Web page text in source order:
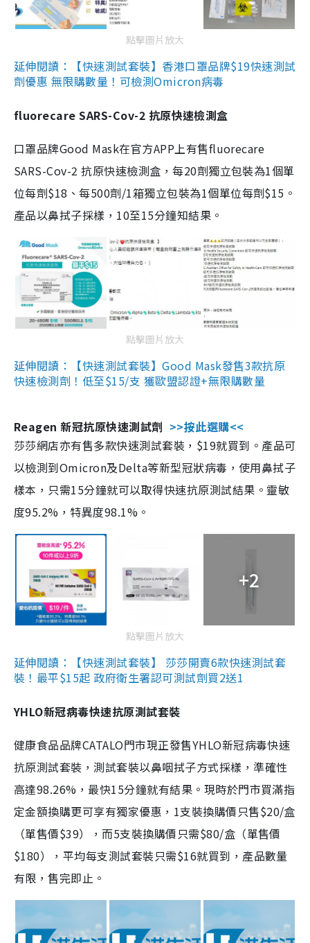
點擊圖片放大
延伸閱讀：【快速測試套裝】香港口罩品牌$19快速測試
劑優惠 無限購數量！可檢測Omicron病毒
fluorecare SARS-Cov-2 抗原快速檢測盒
口罩品牌Good Mask在官方APP上有售fluorecare
SARS-Cov-2 抗原快速檢測盒，每20劑獨立包裝為1個單
位每劑$18、每500劑/1箱獨立包裝為1個單位每劑$15。
產品以鼻拭子採樣，10至15分鐘知結果。
點擊圖片放大
延伸閱讀：【快速測試套裝】Good Mask發售3款抗原
快速檢測劑！低至$15/支 獲歐盟認證+無限購數量
Reagen 新冠抗原快速測試劑 >>按此選購<<
莎莎網店亦有售多款快速測試套裝，$19就買到。產品可
以檢測到Omicron及Delta等新型冠狀病毒，使用鼻拭子
樣本，只需15分鐘就可以取得快速抗原測試結果。靈敏
度95.2%，特異度98.1%。
+2
點擊圖片放大
延伸閱讀：【快速測試套裝】 莎莎開賣6款快速測試套
裝！最平$15起 政府衛生署認可測試劑買2送1
YHLO新冠病毒快速抗原測試套裝
健康食品品牌CATALO門市現正發售YHLO新冠病毒快速
抗原測試套裝，測試套裝以鼻咽拭子方式採樣，準確性
高達98.26%，最快15分鐘就有結果。現時於門市買滿指
定金額換購更可享有獨家優惠，1支裝換購價只售$20/盒
（單售價$39），而5支裝換購價只需$80/盒（單售價
$180），平均每支測試套裝只需$16就買到，產品數量
有限，售完即止。